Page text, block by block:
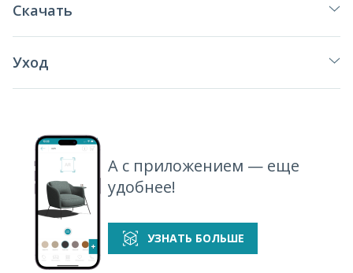
Скачать
Уход
А с приложением — еще
удобнее!
УЗНАТЬ БОЛЬШЕ